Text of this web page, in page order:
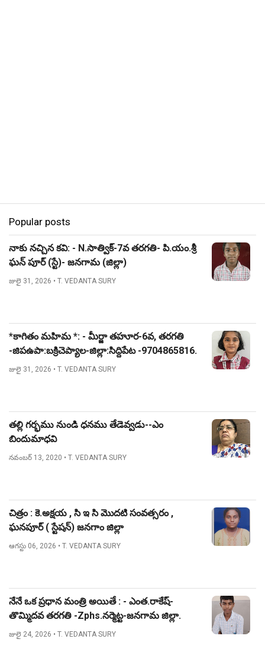
Popular posts
నాకు నచ్చిన కవి: - N.సాత్విక్-7వ తరగతి- పి.యం.శ్రీ
ఘన్ పూర్ (స్టే)- జనగామ (జిల్లా)
జులై 31, 2026 • T. VEDANTA SURY
*కాగితం మహిమ *: - మీర్జా తహూర-6వ, తరగతి
-జిపఉపా:బక్రిచెప్యాల-జిల్లా:సిద్దిపేట -9704865816.
జులై 31, 2026 • T. VEDANTA SURY
తల్లి గర్భము నుండి ధనము తేడెవ్వడు--ఎం
బిందుమాధవి
నవంబర్ 13, 2020 • T. VEDANTA SURY
చిత్రం : కె.అక్షయ , సి ఇ సి మొదటి సంవత్సరం ,
ఘనపూర్ ( స్టేషన్) జనగాం జిల్లా
ఆగస్టు 06, 2026 • T. VEDANTA SURY
నేనే ఒక ప్రధాన మంత్రి అయితే : - ఎంత.రాకేష్-
తొమ్మిదవ తరగతి -Zphs.నర్మెట్ట-జనగామ జిల్లా.
జులై 24, 2026 • T. VEDANTA SURY